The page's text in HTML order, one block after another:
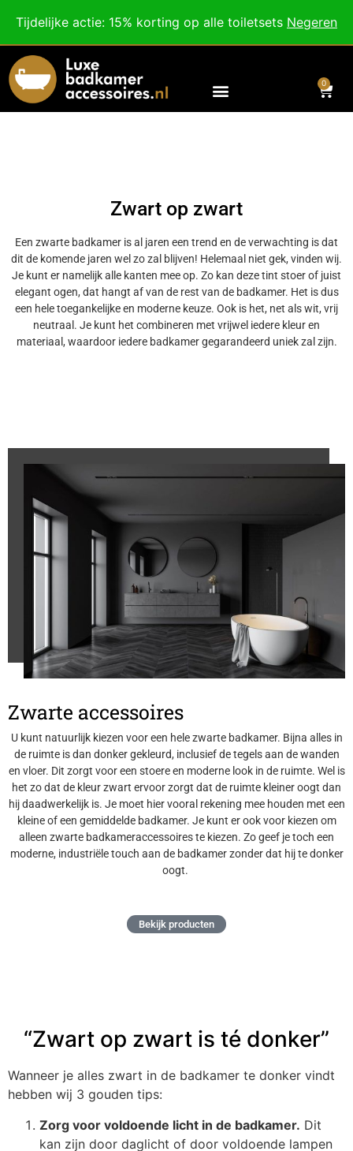
Tijdelijke actie: 15% korting op alle toiletsets Negeren
Voor 18:00 besteld, morgen in huis!
0
Zwart op zwart
Een zwarte badkamer is al jaren een trend en de verwachting is dat
dit de komende jaren wel zo zal blijven! Helemaal niet gek, vinden wij.
Je kunt er namelijk alle kanten mee op. Zo kan deze tint stoer of juist
elegant ogen, dat hangt af van de rest van de badkamer. Het is dus
een hele toegankelijke en moderne keuze. Ook is het, net als wit, vrij
neutraal. Je kunt het combineren met vrijwel iedere kleur en
materiaal, waardoor iedere badkamer gegarandeerd uniek zal zijn.
Zwarte accessoires
U kunt natuurlijk kiezen voor een hele zwarte badkamer. Bijna alles in
de ruimte is dan donker gekleurd, inclusief de tegels aan de wanden
en vloer. Dit zorgt voor een stoere en moderne look in de ruimte. Wel is
het zo dat de kleur zwart ervoor zorgt dat de ruimte kleiner oogt dan
hij daadwerkelijk is. Je moet hier vooral rekening mee houden met een
kleine of een gemiddelde badkamer. Je kunt er ook voor kiezen om
alleen zwarte badkameraccessoires te kiezen. Zo geef je toch een
moderne, industriële touch aan de badkamer zonder dat hij te donker
oogt.
Bekijk producten
“Zwart op zwart is té donker”
Wanneer je alles zwart in de badkamer te donker vindt
hebben wij 3 gouden tips:
Zorg voor voldoende licht in de badkamer. Dit
kan zijn door daglicht of door voldoende lampen